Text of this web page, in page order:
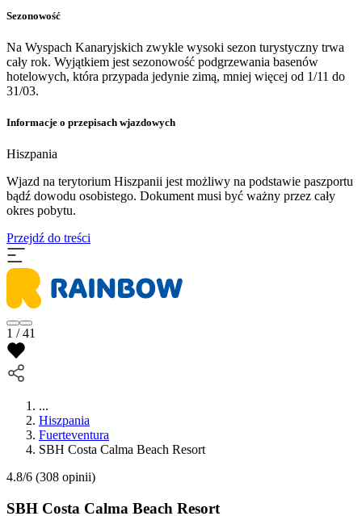
Sezonowość
Na Wyspach Kanaryjskich zwykle wysoki sezon turystyczny trwa
cały rok. Wyjątkiem jest sezonowość podgrzewania basenów
hotelowych, która przypada jedynie zimą, mniej więcej od 1/11 do
31/03.
Informacje o przepisach wjazdowych
Hiszpania
​Wjazd na terytorium Hiszpanii jest możliwy na podstawie paszportu
bądź dowodu osobistego. Dokument musi być ważny przez cały
okres pobytu.
Przejdź do treści
1 / 41
...
Hiszpania
Fuerteventura
SBH Costa Calma Beach Resort
4.8/6 (308 opinii)
SBH Costa Calma Beach Resort